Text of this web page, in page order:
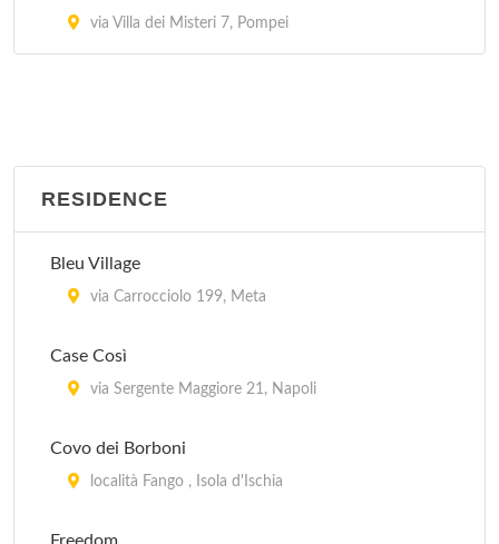
Internazionale Ischia
A Ischia Porto, via Foschini, a m 600 dal mare ,
Nube d'Argento
Via Capo 21, Sorrento
A Marina di Lago di Patria, via Domiziana al km 16
a Ovest di Giugliano in C. sulla litoranea che sale da
via Villa dei Misteri 7, Pompei
RESIDENCE
Bleu Village
via Carrocciolo 199, Meta
Case Così
via Sergente Maggiore 21, Napoli
Covo dei Borboni
località Fango , Isola d'Ischia